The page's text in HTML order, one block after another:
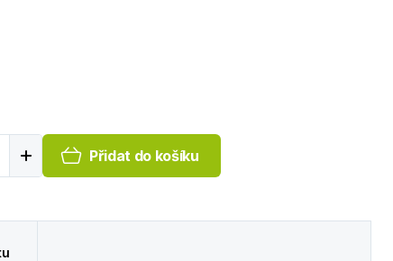
Přidat do košíku